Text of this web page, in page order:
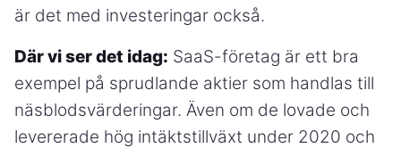
är det med investeringar också.
Där vi ser det idag: SaaS-företag är ett bra
exempel på sprudlande aktier som handlas till
näsblodsvärderingar. Även om de lovade och
levererade hög intäktstillväxt under 2020 och